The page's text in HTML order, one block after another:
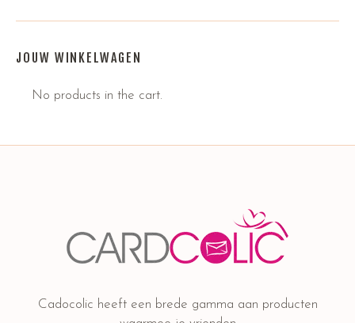
JOUW WINKELWAGEN
No products in the cart.
Cadocolic heeft een brede gamma aan producten